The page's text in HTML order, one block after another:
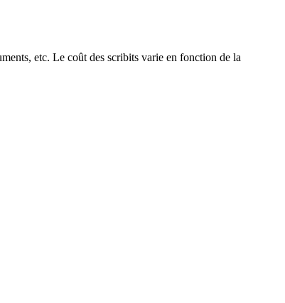
etc. Le coût des scribits varie en fonction de la